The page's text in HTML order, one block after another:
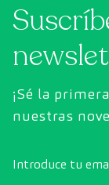
¡Sé la
nuestras
Introduce tu